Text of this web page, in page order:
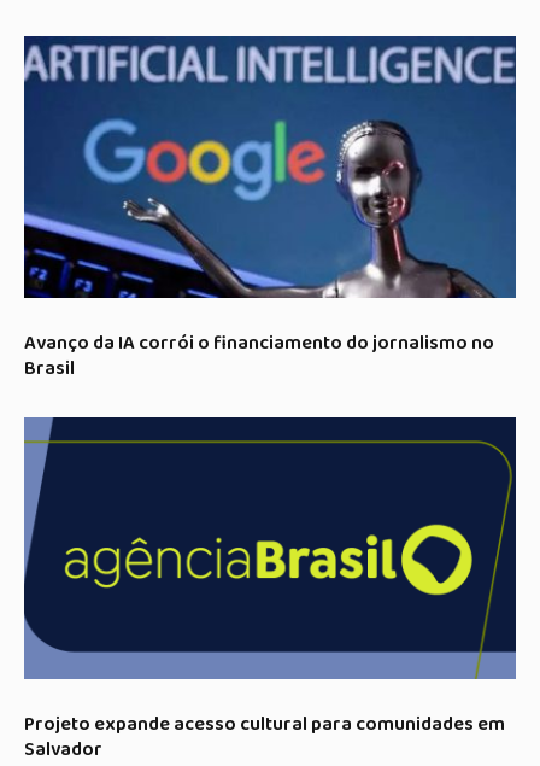
Avanço da IA corrói o financiamento do jornalismo no
Brasil
Projeto expande acesso cultural para comunidades em
Salvador